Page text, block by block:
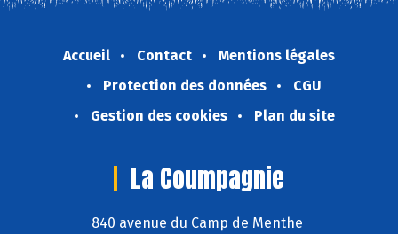
Accueil Contact
Mentions légales
Protection des données
CGU
Gestion des cookies
Plan du site
La Coumpagnie
840 avenue du Camp de Menthe